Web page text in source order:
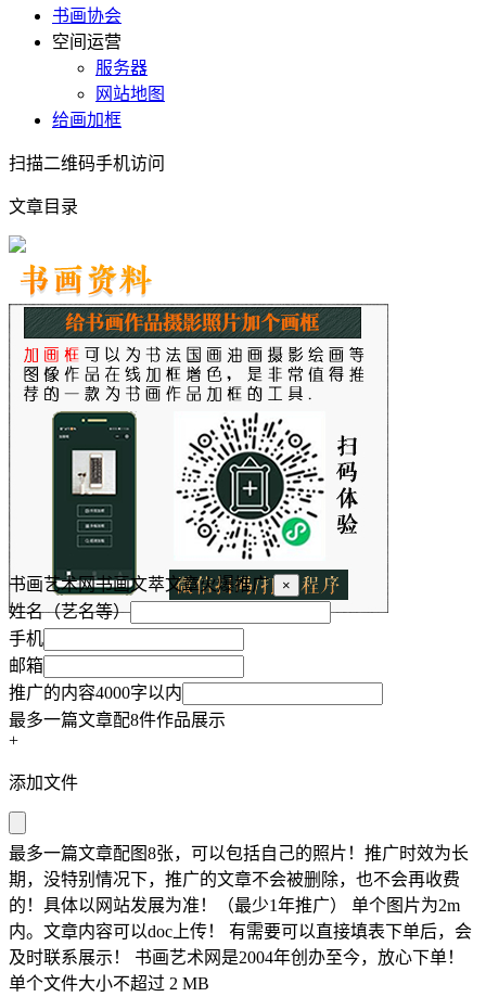
书画协会
空间运营
服务器
网站地图
给画加框
扫描二维码手机访问
文章目录
书画艺术网书画文萃文章火爆推广 ×
姓名（艺名等）
手机
邮箱
推广的内容4000字以内
最多一篇文章配8件作品展示
+
添加文件
最多一篇文章配图8张，可以包括自己的照片！推广时效为长
期，没特别情况下，推广的文章不会被删除，也不会再收费
的！具体以网站发展为准！（最少1年推广） 单个图片为2m
内。文章内容可以doc上传！ 有需要可以直接填表下单后，会
及时联系展示！ 书画艺术网是2004年创办至今，放心下单！
单个文件大小不超过 2 MB